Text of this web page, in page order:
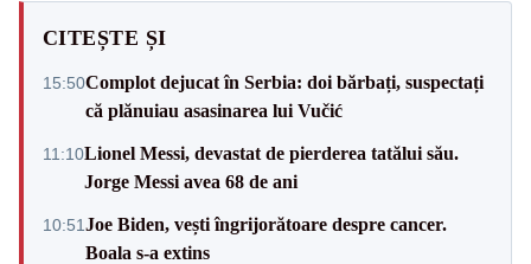
CITEȘTE ȘI
15:50Complot dejucat în Serbia: doi bărbați, suspectați
că plănuiau asasinarea lui Vučić
11:10Lionel Messi, devastat de pierderea tatălui său.
Jorge Messi avea 68 de ani
10:51Joe Biden, vești îngrijorătoare despre cancer.
Boala s-a extins